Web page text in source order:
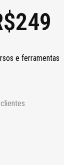
e ferramentas